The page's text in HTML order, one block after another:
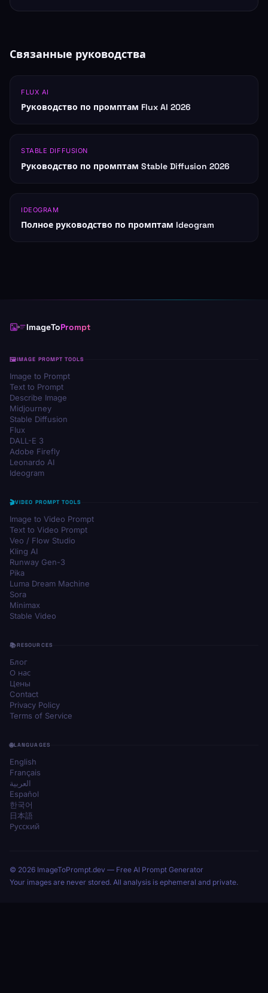
Связанные руководства
FLUX AI
Руководство по промптам Flux AI 2026
STABLE DIFFUSION
Руководство по промптам Stable Diffusion 2026
IDEOGRAM
Полное руководство по промптам Ideogram
ImageToPrompt
IMAGE PROMPT TOOLS
Image to Prompt
Text to Prompt
Describe Image
Midjourney
Stable Diffusion
Flux
DALL-E 3
Adobe Firefly
Leonardo AI
Ideogram
VIDEO PROMPT TOOLS
Image to Video Prompt
Text to Video Prompt
Veo / Flow Studio
Kling AI
Runway Gen-3
Pika
Luma Dream Machine
Sora
Minimax
Stable Video
RESOURCES
Блог
О нас
Цены
Contact
Privacy Policy
Terms of Service
LANGUAGES
English
Français
العربية
Español
한국어
日本語
Русский
© 2026 ImageToPrompt.dev — Free AI Prompt Generator
Your images are never stored. All analysis is ephemeral and private.